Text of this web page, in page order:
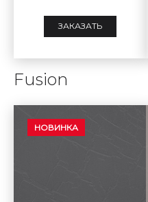
ЗАКАЗАТЬ
Fusion
НОВИНКА